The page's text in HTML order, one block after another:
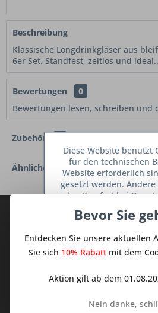
Beschreibung
Klassische Longdrinkgläser aus
6er Set. Standfest, zeitlos und
Bewertungen
0
Bewertungen lesen, schreiben und
Zubehör
Ähnliche Artikel
Abonnieren Sie den
Sie keine Neuigkeit oder
dem Traum Küchen - Shop.
Ich habe die
Bevor Sie
Entdecken Sie unsere aktuellen
Sie sich 10% Rabattmit dem
Aktion gilt ab dem
Nein danke,
Diese Website benutzt
für den technischen
Website erforderlich
gesetzt werden. Andere
den Komfort bei
dienen oder die
Netzwerken
werden nur mit Ihrer
Ablehnen